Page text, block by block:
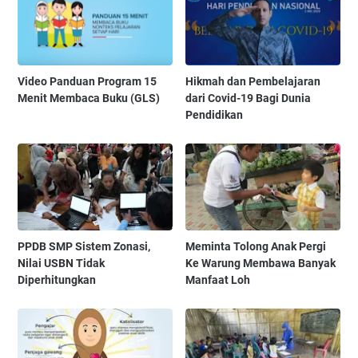
Video Panduan Program 15
Menit Membaca Buku (GLS)
Hikmah dan Pembelajaran
dari Covid-19 Bagi Dunia
Pendidikan
PPDB SMP Sistem Zonasi,
Nilai USBN Tidak
Diperhitungkan
Meminta Tolong Anak Pergi
Ke Warung Membawa Banyak
Manfaat Loh